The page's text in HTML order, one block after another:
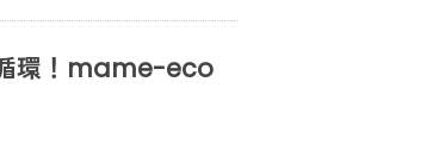
循環！mame-eco